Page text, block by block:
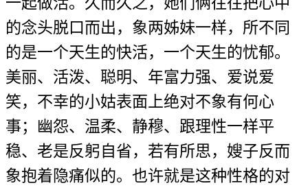
的念头脱口而出，象两姊妹一样，所不同
的是一个天生的快活，一个天生的忧郁。
美丽、活泼、聪明、年富力强、爱说爱
笑，不幸的小姑表面上绝对不象有何心
事；幽怨、温柔、静穆、跟理性一样平
稳、老是反躬自省，若有所思，嫂子反而
象抱着隐痛似的。也许就是这种性格的对